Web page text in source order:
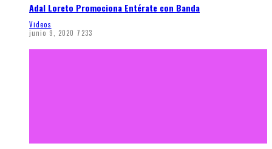
Adal Loreto Promociona Entérate con Banda
Videos
junio 9, 2020 7233